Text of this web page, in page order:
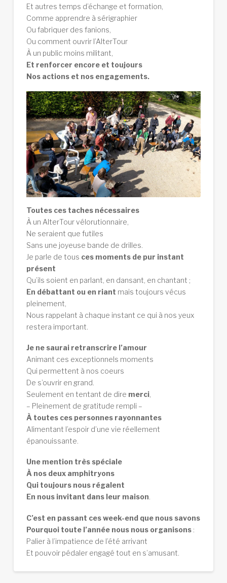
Et autres temps d’échange et formation,
Comme apprendre à sérigraphier
Ou fabriquer des fanions,
Ou comment ouvrir l’AlterTour
À un public moins militant,
Et renforcer encore et toujours
Nos actions et nos engagements.
Toutes ces taches nécessaires
À un AlterTour vélorutionnaire,
Ne seraient que futiles
Sans une joyeuse bande de drilles.
Je parle de tous ces moments de pur instant
présent
Qu’ils soient en parlant, en dansant, en chantant ;
En débattant ou en riant mais toujours vécus
pleinement,
Nous rappelant à chaque instant ce qui à nos yeux
restera important.
Je ne saurai retranscrire l’amour
Animant ces exceptionnels moments
Qui permettent à nos coeurs
De s’ouvrir en grand.
Seulement en tentant de dire merci,
– Pleinement de gratitude rempli –
À toutes ces personnes rayonnantes
Alimentant l’espoir d’une vie réellement
épanouissante.
Une mention très spéciale
À nos deux amphitryons
Qui toujours nous régalent
En nous invitant dans leur maison
C’est en passant ces week-end que nous savons
Pourquoi toute l’année nous nous organisons:
Palier à l’impatience de l’été arrivant
Et pouvoir pédaler engagé tout en s’amusant.